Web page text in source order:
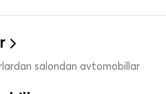
salondan avtomobillar